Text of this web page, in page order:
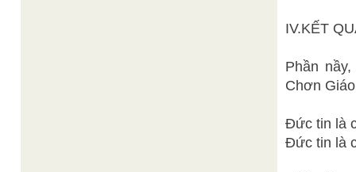
IV.KẾT
Phần
Chơn
Đức tin là
Đức tin là